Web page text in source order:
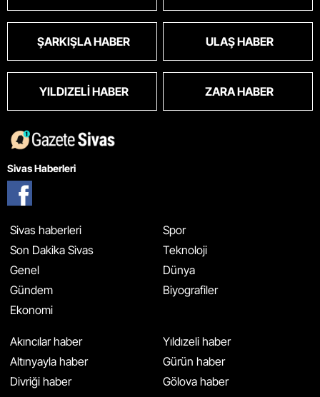
ŞARKIŞLA HABER ULAŞ HABER
YILDIZELI HABER ZARA HABER
Sivas Haberleri
Sivas haberleri
Son Dakika Sivas
Genel
Gündem
Ekonomi
Spor
Teknoloji
Dünya
Biyografiler
Akıncılar haber
Altınyayla haber
Divriği haber
Yıldızeli haber
Gürün haber
Gölova haber